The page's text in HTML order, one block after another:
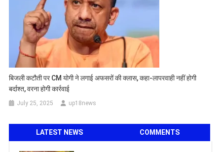
बिजली कटौती पर CM योगी ने लगाई अफसरों की क्लास, कहा-लापरवाही नहीं होगी
बर्दाश्त, वरना होगी कार्रवाई
July 25, 2025 up18news
LATEST NEWS COMMENTS